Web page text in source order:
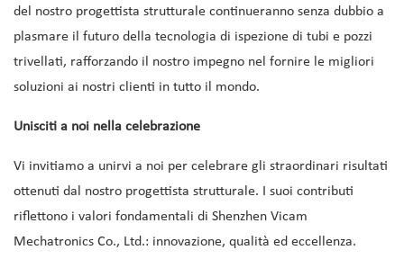
del nostro progettista strutturale continueranno senza dubbio a
plasmare il futuro della tecnologia di ispezione di tubi e pozzi
trivellati, rafforzando il nostro impegno nel fornire le migliori
soluzioni ai nostri clienti in tutto il mondo.
Unisciti a noi nella celebrazione
Vi invitiamo a unirvi a noi per celebrare gli straordinari risultati
ottenuti dal nostro progettista strutturale. I suoi contributi
riflettono i valori fondamentali di Shenzhen Vicam
Mechatronics Co., Ltd.: innovazione, qualità ed eccellenza.